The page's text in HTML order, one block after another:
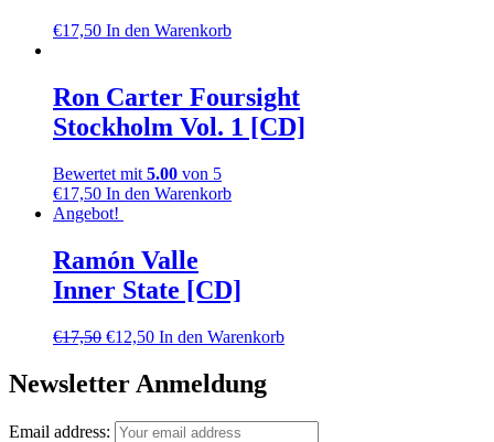
€17,50 In den Warenkorb
Ron Carter Foursight
Stockholm Vol. 1 [CD]
Bewertet mit 5.00 von 5
€17,50 In den Warenkorb
Angebot!
Ramón Valle
Inner State [CD]
€17,50 €12,50 In den Warenkorb
Newsletter Anmeldung
Email address: